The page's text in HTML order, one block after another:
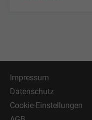
Impressum
Datenschutz
Cookie-Einstellungen